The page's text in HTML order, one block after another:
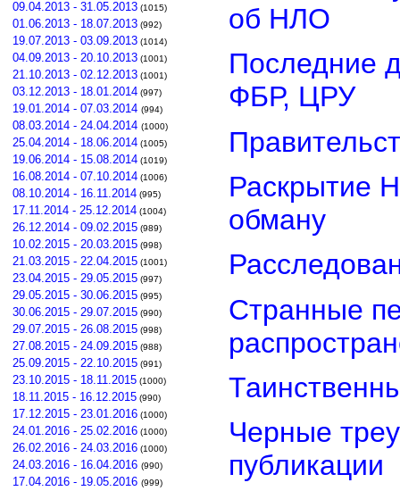
09.04.2013 - 31.05.2013 (1015)
01.06.2013 - 18.07.2013 (992)
19.07.2013 - 03.09.2013 (1014)
04.09.2013 - 20.10.2013 (1001)
21.10.2013 - 02.12.2013 (1001)
03.12.2013 - 18.01.2014 (997)
19.01.2014 - 07.03.2014 (994)
08.03.2014 - 24.04.2014 (1000)
25.04.2014 - 18.06.2014 (1005)
19.06.2014 - 15.08.2014 (1019)
16.08.2014 - 07.10.2014 (1006)
08.10.2014 - 16.11.2014 (995)
17.11.2014 - 25.12.2014 (1004)
26.12.2014 - 09.02.2015 (989)
10.02.2015 - 20.03.2015 (998)
21.03.2015 - 22.04.2015 (1001)
23.04.2015 - 29.05.2015 (997)
29.05.2015 - 30.06.2015 (995)
30.06.2015 - 29.07.2015 (990)
29.07.2015 - 26.08.2015 (998)
27.08.2015 - 24.09.2015 (988)
25.09.2015 - 22.10.2015 (991)
23.10.2015 - 18.11.2015 (1000)
18.11.2015 - 16.12.2015 (990)
17.12.2015 - 23.01.2016 (1000)
24.01.2016 - 25.02.2016 (1000)
26.02.2016 - 24.03.2016 (1000)
24.03.2016 - 16.04.2016 (990)
17.04.2016 - 19.05.2016 (999)
об НЛО
Последние
ФБР, ЦРУ
Раскрытие
обману
Странные
Черные
публикации